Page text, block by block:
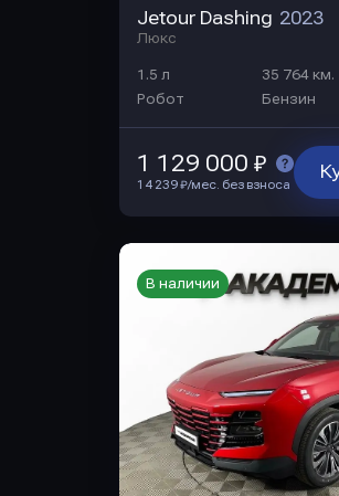
Jetour Dashing 2023
Люкс
1.5 л 35 764 км.
Робот
Бензин
1 129 000 ₽
14 239 ₽/мес. без взноса
В наличии